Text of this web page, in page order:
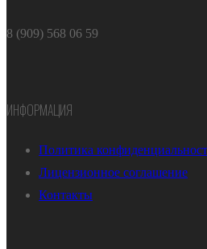
8 (909) 568 06 59
ИНФОРМАЦИЯ
Политика
Лицензионное соглашение
Контакты